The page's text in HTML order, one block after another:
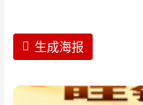
生成海报